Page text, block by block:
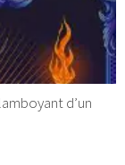
d’un